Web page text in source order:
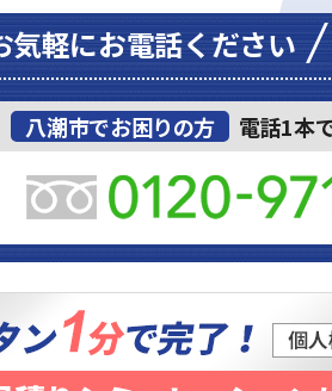
気軽にお電話ください
八潮市でお困りの方 電話1本